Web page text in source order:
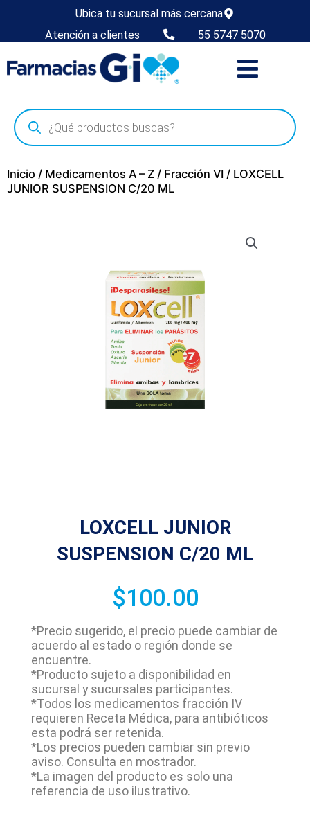
Ubica tu sucursal más cercana
Atención a clientes
55 5747 5070
Inicio / Medicamentos A – Z / Fracción VI / LOXCELL
JUNIOR SUSPENSION C/20 ML
LOXCELL JUNIOR
SUSPENSION C/20 ML
$100.00
*Precio sugerido, el precio puede cambiar de
acuerdo al estado o región donde se
encuentre.
*Producto sujeto a disponibilidad en
sucursal y sucursales participantes.
*Todos los medicamentos fracción IV
requieren Receta Médica, para antibióticos
esta podrá ser retenida.
*Los precios pueden cambiar sin previo
aviso. Consulta en mostrador.
*La imagen del producto es solo una
referencia de uso ilustrativo.